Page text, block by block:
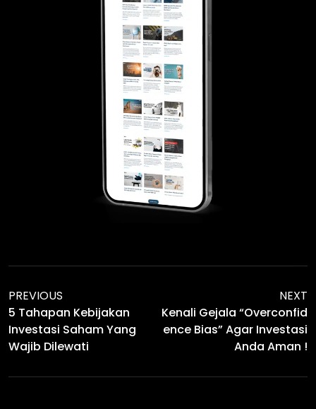
PREVIOUS
5 Tahapan Kebijakan
Investasi Saham Yang
Wajib Dilewati
NEXT
Kenali Gejala “Overconfid
Ence Bias” Agar Investasi
Anda Aman !